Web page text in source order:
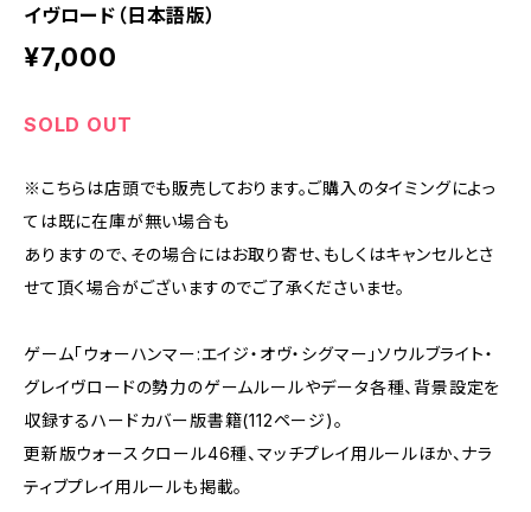
イヴロード（日本語版）
¥7,000
SOLD OUT
※こちらは店頭でも販売しております。ご購入のタイミングによっ
ては既に在庫が無い場合も
ありますので、その場合にはお取り寄せ、もしくはキャンセルとさ
せて頂く場合がございますのでご了承くださいませ。
ゲーム「ウォーハンマー:エイジ・オヴ・シグマー」ソウルブライト・
グレイヴロードの勢力のゲームルールやデータ各種、背景設定を
収録するハードカバー版書籍(112ページ)。
更新版ウォースクロール46種、マッチプレイ用ルールほか、ナラ
ティブプレイ用ルールも掲載。